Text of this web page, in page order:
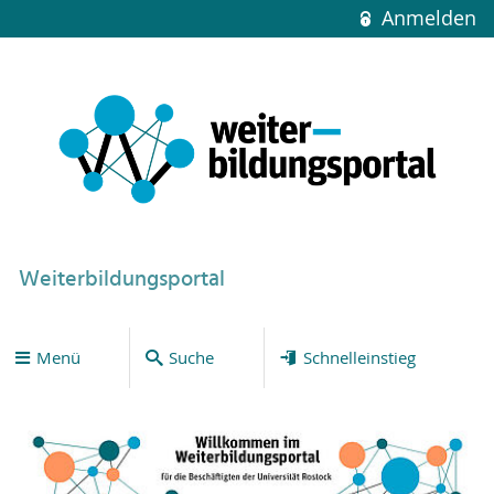
Anmelden
Weiterbildungsportal
Menü Suche Schnelleinstieg